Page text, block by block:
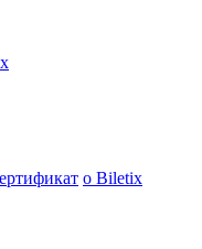
о Biletix